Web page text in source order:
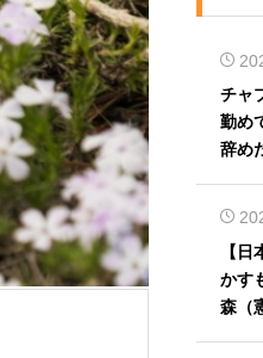
チャ
勤め
辞め
【
かす
森（